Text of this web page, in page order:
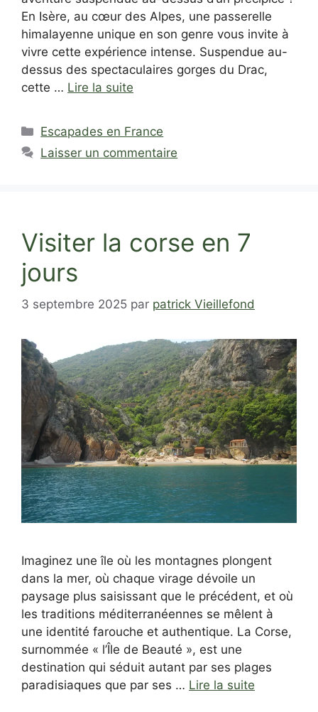
En Isère, au cœur des Alpes, une passerelle
himalayenne unique en son genre vous invite à
vivre cette expérience intense. Suspendue au-
dessus des spectaculaires gorges du Drac,
cette … Lire la suite
Catégories
Escapades en France
Laisser un commentaire
Visiter la corse en 7
jours
3 septembre 2025 par patrick Vieillefond
Imaginez une île où les montagnes plongent
dans la mer, où chaque virage dévoile un
paysage plus saisissant que le précédent, et où
les traditions méditerranéennes se mêlent à
une identité farouche et authentique. La Corse,
surnommée « l’Île de Beauté », est une
destination qui séduit autant par ses plages
paradisiaques que par ses … Lire la suite